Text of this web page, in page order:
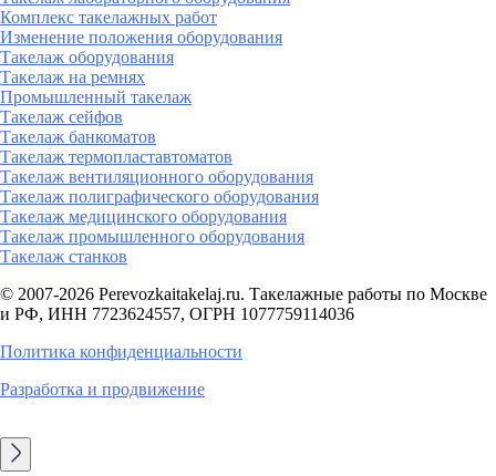
Комплекс такелажных работ
Изменение положения оборудования
Такелаж оборудования
Такелаж на ремнях
Промышленный такелаж
Такелаж сейфов
Такелаж банкоматов
Такелаж термопластавтоматов
Такелаж вентиляционного оборудования
Такелаж полиграфического оборудования
Такелаж медицинского оборудования
Такелаж промышленного оборудования
Такелаж станков
© 2007-2026 Perevozkaitakelaj.ru. Такелажные работы по Москве
и РФ, ИНН 7723624557, ОГРН 1077759114036
Политика конфиденциальности
Разработка и продвижение